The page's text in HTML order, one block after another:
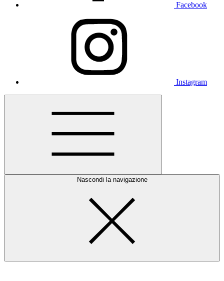
Facebook
Instagram
Nascondi la navigazione